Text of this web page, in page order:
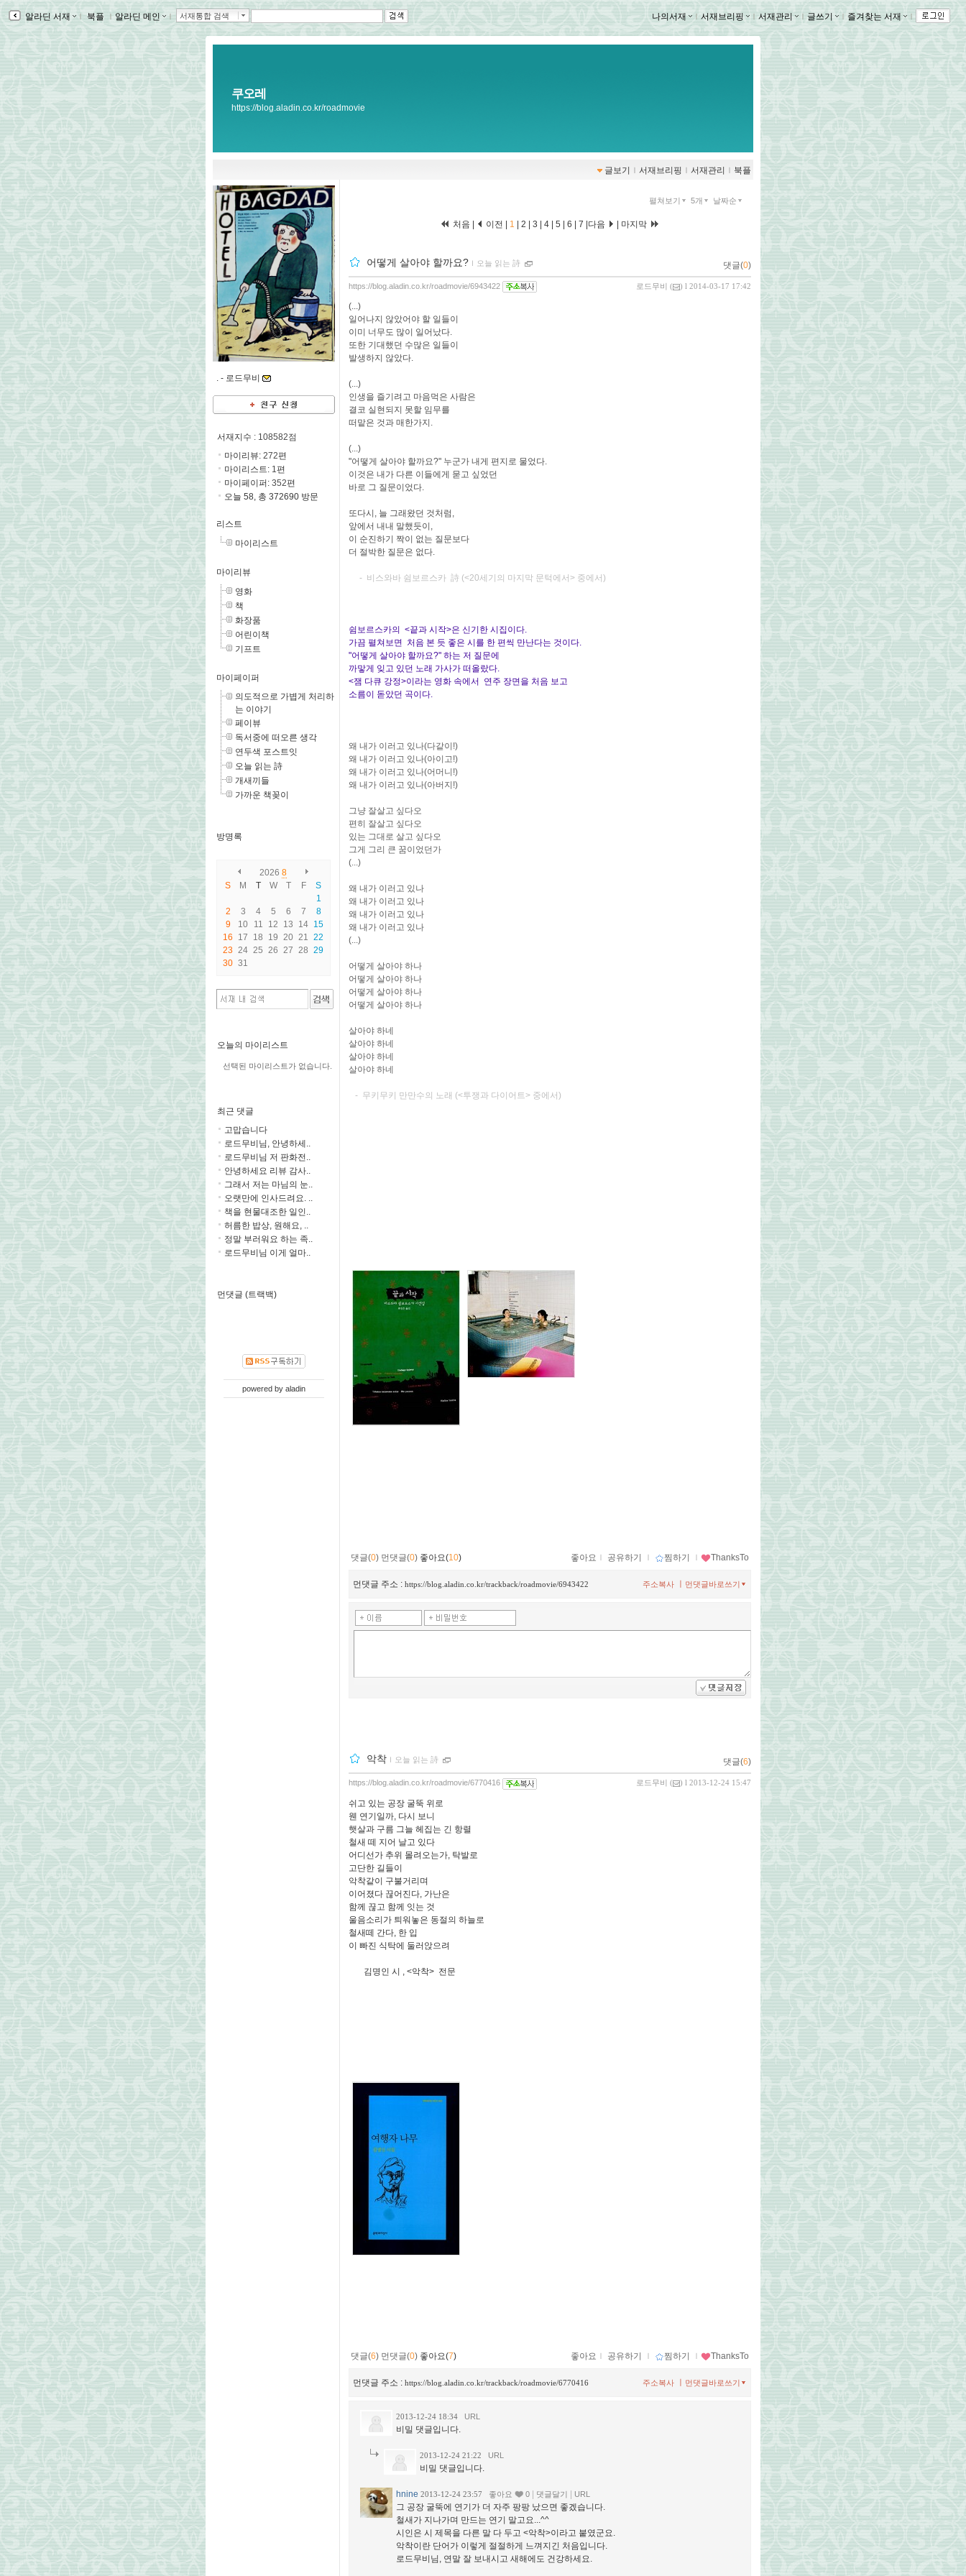
알라딘 서재 ｌ북플ｌ알라딘 메인 ｌ 서재통합 검색 나의서재 ｌ서재브리핑 ｌ서재관리 ｌ글쓰기 ｌ즐겨찾는 서재 ｌ
쿠오레
https://blog.aladin.co.kr/roadmovie
글보기 ｌ 서재브리핑 ｌ 서재관리 ｌ 북플
. - 로드무비
서재지수 : 108582점
마이리뷰: 272편
마이리스트: 1편
마이페이퍼: 352편
오늘 58, 총 372690 방문
리스트
마이리스트
마이리뷰
영화
책
화장품
어린이책
기프트
마이페이퍼
의도적으로 가볍게 처리하
는 이야기
페이뷰
독서중에 떠오른 생각
연두색 포스트잇
오늘 읽는 詩
개새끼들
가까운 책꽂이
방명록
2026 8
S
M T W T F
S
1
2
3 4 5 6 7
8
9
10 11 12 13 14 15
16
17 18 19 20 21 22
23 24 25 26 27 28 29
30 31
오늘의 마이리스트
선택된 마이리스트가 없습니다.
최근 댓글
고맙습니다
로드무비님, 안녕하세..
로드무비님 저 판화전..
안녕하세요 리뷰 감사..
그래서 저는 마님의 눈..
오랫만에 인사드려요. ..
책을 현물대조한 일인..
허름한 밥상, 원해요, ..
정말 부러워요 하는 족..
로드무비님 이게 얼마..
먼댓글 (트랙백)
powered by aladin
펼쳐보기 5개 날짜순
처음 | 이전 | 1 2 3 4 5 6 7 다음 마지막
어떻게 살아야 할까요? ｌ 오늘 읽는 詩 댓글(0)
로드무비 ( ) l 2014-03-17 17:42
https://blog.aladin.co.kr/roadmovie/6943422
(...)
일어나지 않았어야 할 일들이
이미 너무도 많이 일어났다.
또한 기대했던 수많은 일들이
발생하지 않았다.
(...)
인생을 즐기려고 마음먹은 사람은
결코 실현되지 못할 임무를
떠맡은 것과 매한가지.
(...)
"어떻게 살아야 할까요?" 누군가 내게 편지로 물었다.
이것은 내가 다른 이들에게 묻고 싶었던
바로 그 질문이었다.
또다시, 늘 그래왔던 것처럼,
앞에서 내내 말했듯이,
이 순진하기 짝이 없는 질문보다
더 절박한 질문은 없다.
- 비스와바 쉼보르스카 詩 (<20세기의 마지막 문턱에서> 중에서)
쉼보르스카의 <끝과 시작>은 신기한 시집이다.
가끔 펼쳐보면 처음 본 듯 좋은 시를 한 편씩 만난다는 것이다.
"어떻게 살아야 할까요?" 하는 저 질문에
까맣게 잊고 있던 노래 가사가 떠올랐다.
<잼 다큐 강정>이라는 영화 속에서 연주 장면을 처음 보고
소름이 돋았던 곡이다.
왜 내가 이러고 있나(다같이!)
왜 내가 이러고 있나(아이고!)
왜 내가 이러고 있나(어머니!)
왜 내가 이러고 있나(아버지!)
그냥 잘살고 싶다오
편히 잘살고 싶다오
있는 그대로 살고 싶다오
그게 그리 큰 꿈이었던가
(...)
왜 내가 이러고 있나
왜 내가 이러고 있나
왜 내가 이러고 있나
왜 내가 이러고 있나
(...)
어떻게 살아야 하나
어떻게 살아야 하나
어떻게 살아야 하나
어떻게 살아야 하나
살아야 하네
살아야 하네
살아야 하네
살아야 하네
- 무키무키 만만수의 노래 (<투쟁과 다이어트> 중에서)
댓글(0) 먼댓글(0) 좋아요(10) 좋아요 ｌ 공유하기 ｌ 찜하기 ｌ ThanksTo
먼댓글 주소 : https://blog.aladin.co.kr/trackback/roadmovie/6943422 먼댓글바로쓰기
주소복사
악착 ｌ 오늘 읽는 詩 댓글(6)
로드무비 ( ) l 2013-12-24 15:47
https://blog.aladin.co.kr/roadmovie/6770416
쉬고 있는 공장 굴뚝 위로
웬 연기일까, 다시 보니
햇살과 구름 그늘 헤집는 긴 항렬
철새 떼 지어 날고 있다
어디선가 추위 몰려오는가, 탁발로
고단한 길들이
악착같이 구불거리며
이어졌다 끊어진다, 가난은
함께 끊고 함께 잇는 것
울음소리가 틔워놓은 동절의 하늘로
철새떼 간다, 한 입
이 빠진 식탁에 둘러앉으려
김명인 시 , <악착> 전문
댓글(6) 먼댓글(0) 좋아요(7) 좋아요 ｌ 공유하기 ｌ 찜하기 ｌ ThanksTo
먼댓글 주소 : https://blog.aladin.co.kr/trackback/roadmovie/6770416 먼댓글바로쓰기
주소복사
2013-12-24 18:34 URL
비밀 댓글입니다.
2013-12-24 21:22 URL
비밀 댓글입니다.
hnine 2013-12-24 23:57 좋아요 0 댓글달기 URL
그 공장 굴뚝에 연기가 더 자주 팡팡 났으면 좋겠습니다.
철새가 지나가며 만드는 연기 말고요...^^
시인은 시 제목을 다른 말 다 두고 <악착>이라고 붙였군요.
악착이란 단어가 이렇게 절절하게 느껴지긴 처음입니다.
로드무비님, 연말 잘 보내시고 새해에도 건강하세요.